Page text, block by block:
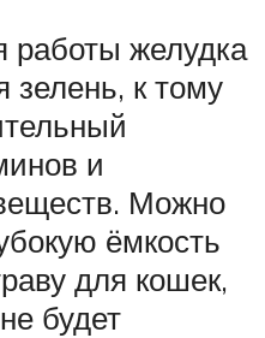
желудка
зелень, к тому
и
Можно
ёмкость
для кошек,
будет